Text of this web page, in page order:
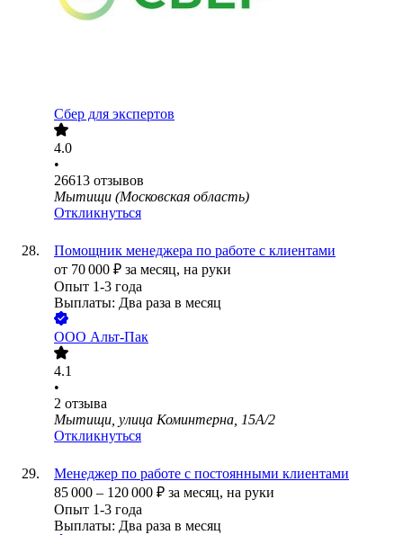
Сбер для экспертов
4.0
•
26613 отзывов
Мытищи (Московская область)
Откликнуться
Помощник менеджера по работе с клиентами
от 70 000 ₽ за месяц, на руки
Опыт 1-3 года
Выплаты: Два раза в месяц
ООО Альт-Пак
4.1
•
2 отзыва
Мытищи, улица Коминтерна, 15А/2
Откликнуться
Менеджер по работе с постоянными клиентами
85 000 – 120 000 ₽ за месяц, на руки
Опыт 1-3 года
Выплаты: Два раза в месяц